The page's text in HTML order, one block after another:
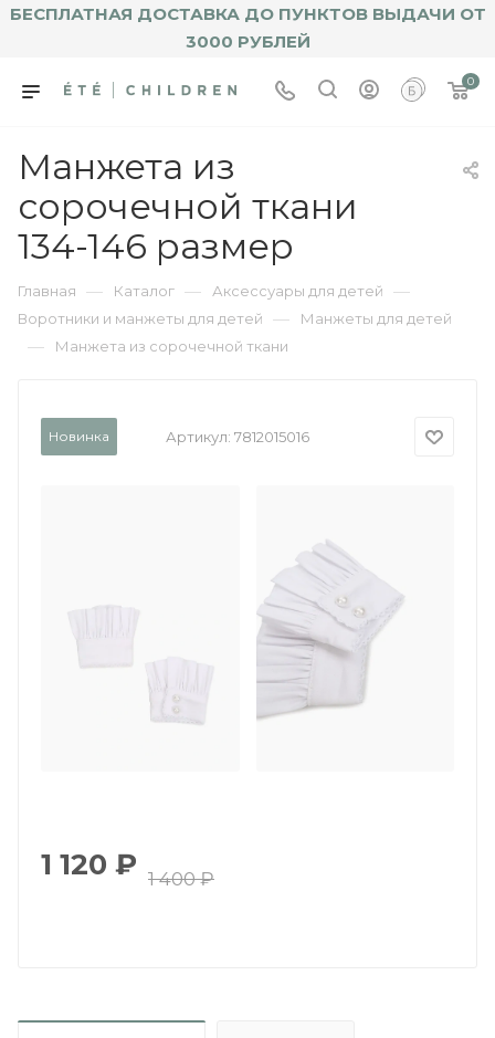
БЕСПЛАТНАЯ ДОСТАВКА ДО ПУНКТОВ ВЫДАЧИ ОТ
3000 РУБЛЕЙ
0
Манжета из
сорочечной ткани
134-146 размер
Главная — Каталог — Аксессуары для детей —
Воротники и манжеты для детей — Манжеты для детей
— Манжета из сорочечной ткани
Новинка Артикул: 7812015016
1 120 ₽ 1 400₽